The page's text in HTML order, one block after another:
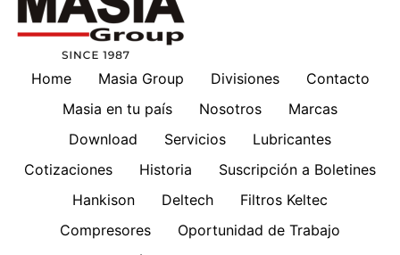
Home Masia Group Divisiones
Contacto
Masia en tu país
Nosotros
Marcas
Download
Servicios
Lubricantes
Cotizaciones
Historia
Suscripción a Boletines
Hankison
Deltech
Filtros Keltec
Compresores
Oportunidad de Trabajo